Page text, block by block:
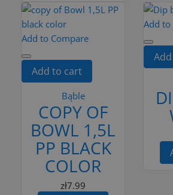
Add to Compare
Add to cart
Bąble
COPY OF
BOWL 1,5L
PP BLACK
COLOR
zł7.99
Add to